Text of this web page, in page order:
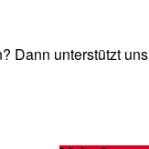
Dann unterstützt